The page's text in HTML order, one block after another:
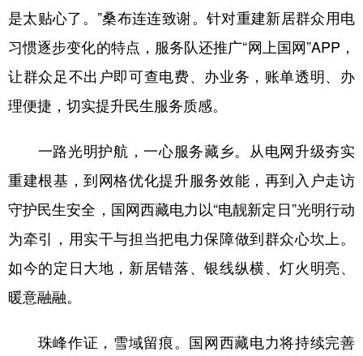
是太贴心了。”桑布连连致谢。针对重建新居群众用电
习惯逐步变化的特点，服务队还推广“网上国网”APP，
让群众足不出户即可查电费、办业务，账单透明、办
理便捷，切实提升民生服务质感。
一路光明护航，一心服务藏乡。从电网升级夯实
重建根基，到网格优化提升服务效能，再到入户走访
守护民生安全，国网西藏电力以“电靓新定日”光明行动
为牵引，用实干与担当把电力保障做到群众心坎上。
如今的定日大地，新居错落、银线纵横、灯火明亮、
暖意融融。
珠峰作证，雪域留痕。国网西藏电力将持续完善